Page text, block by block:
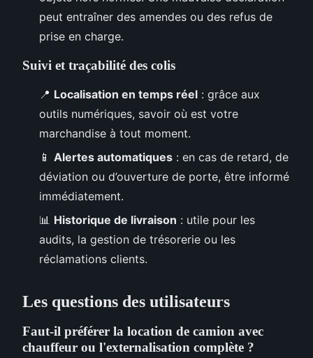
peut entraîner des amendes ou des refus de
prise en charge.
Suivi et traçabilité des colis
📍 Localisation en temps réel : grâce aux
outils numériques, savoir où est votre
marchandise à tout moment.
📱 Alertes automatiques : en cas de retard, de
déviation ou d’ouverture de porte, être informé
immédiatement.
📊 Historique de livraison : utile pour les
audits, la gestion de trésorerie ou les
réclamations clients.
Les questions des utilisateurs
Faut-il préférer la location de camion avec
chauffeur ou l'externalisation complète ?